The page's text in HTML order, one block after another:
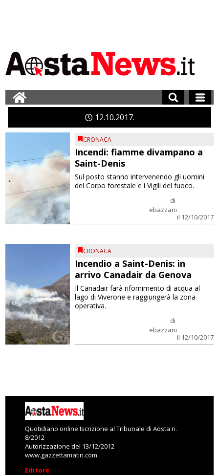
12 10 2017
CRONACA
Incendi: fiamme divampano a
Saint-Denis
di
ebazzani
il 12/10/2017
Sul posto stanno intervenendo gli uomini
del Corpo forestale e i Vigili del fuoco.
CRONACA
Incendio a Saint-Denis: in
arrivo Canadair da Genova
di
ebazzani
il 12/10/2017
Il Canadair farà rifornimento di acqua al
lago di Viverone e raggiungerà la zona
operativa.
Quotidiano online Iscrizione al Tribunale di Aosta n.
8/2012
Autorizzazione del 13/12/2012
www.gazzettamatin.com
Editore